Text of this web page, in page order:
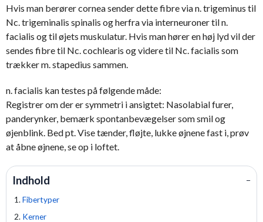
Hvis man berører cornea sender dette fibre via n. trigeminus til
Nc. trigeminalis spinalis og herfra via interneuroner til n.
facialis og til øjets muskulatur. Hvis man hører en høj lyd vil der
sendes fibre til Nc. cochlearis og videre til Nc. facialis som
trækker m. stapedius sammen.
n. facialis kan testes på følgende måde:
Registrer om der er symmetri i ansigtet: Nasolabial furer,
panderynker, bemærk spontanbevægelser som smil og
øjenblink. Bed pt. Vise tænder, fløjte, lukke øjnene fast i, prøv
at åbne øjnene, se op i loftet.
Indhold −
Fibertyper
Kerner